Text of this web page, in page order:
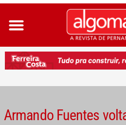
Ir
para
conteúdo
Armando Fuentes